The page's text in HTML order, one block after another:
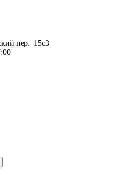
пер. 15с3